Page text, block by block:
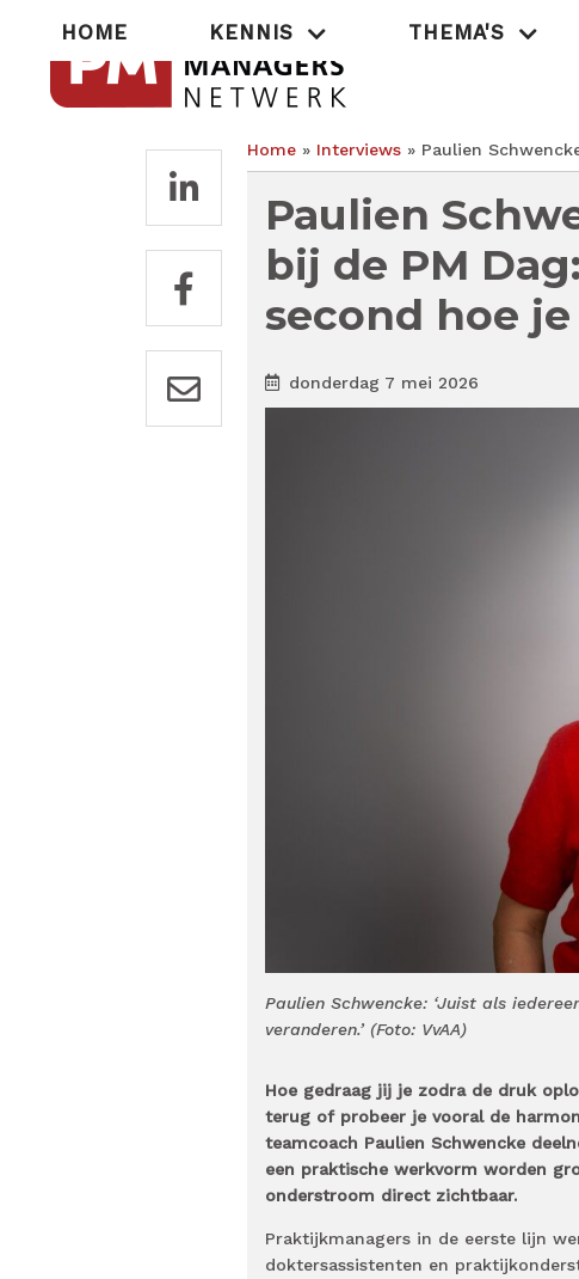
Hoofdnavigatie
HOME KENNIS THEMA'S
Home Interviews Paulien
Paulien
bij de PM
second hoe
donderdag 7 mei 2026
Paulien Schwencke: ‘Juist als
veranderen.’ (Foto: VvAA)
Hoe gedraag jij je zodra de druk
terug of probeer je vooral de
teamcoach Paulien Schwencke
een praktische werkvorm worden
onderstroom direct zichtbaar.
Praktijkmanagers in de eerste lijn
doktersassistenten en